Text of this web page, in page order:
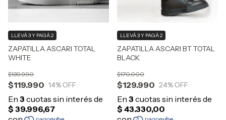
ZAPATILLA ASCARI TOTAL
WHITE
$119.990
$139.990
14% OFF
LLEVÁ 3 Y PAGÁ 2
ZAPATILLA ASCARI BT TOTAL
BLACK
$129.990
$170.000
24% OFF
LLEVÁ 3 Y PAGÁ 2